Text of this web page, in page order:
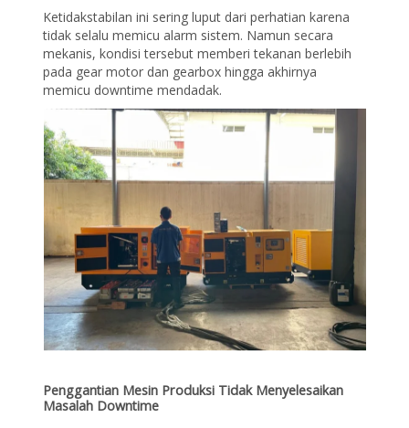
Ketidakstabilan ini sering luput dari perhatian karena
tidak selalu memicu alarm sistem. Namun secara
mekanis, kondisi tersebut memberi tekanan berlebih
pada gear motor dan gearbox hingga akhirnya
memicu downtime mendadak.
Penggantian Mesin Produksi Tidak Menyelesaikan
Masalah Downtime